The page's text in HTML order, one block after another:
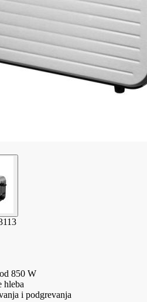
850 W
hleba
i podgrevanja